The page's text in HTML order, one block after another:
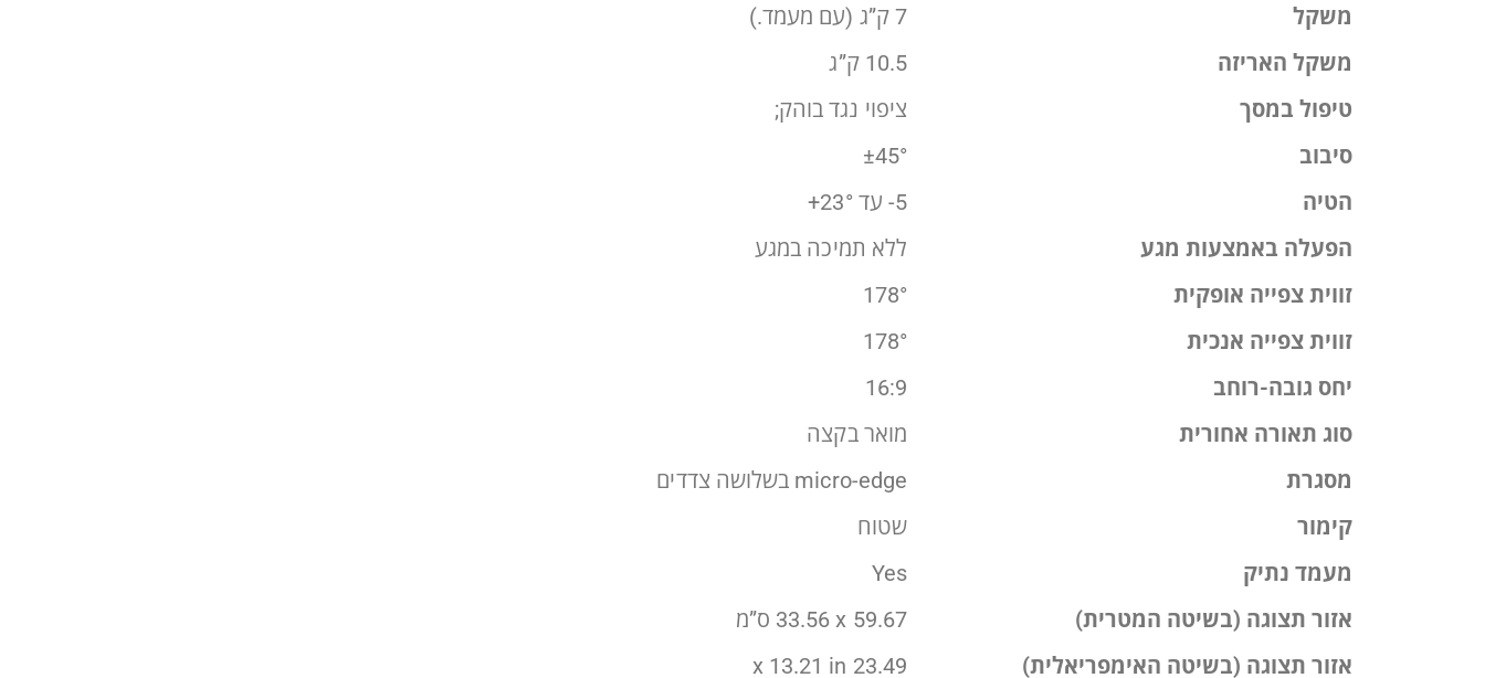
משקל
7 ק”ג
(עם מעמד.)
משקל האריזה
10.5 ק”ג
טיפול במסך
ציפוי נגד בוהק;
סיבוב
±45°
הטיה
‎-5 עד ‎+23°
הפעלה באמצעות מגע
ללא תמיכה במגע
זווית צפייה אופקית
178°
זווית צפייה אנכית
178°
יחס גובה-רוחב
16:9
סוג תאורה אחורית
מואר בקצה
מסגרת
micro-edge בשלושה צדדים
קימור
שטוח
מעמד נתיק
Yes
אזור תצוגה (בשיטה המטרית)
‎59.67 ‏x‏ 33.56 ס”מ
אזור תצוגה (בשיטה האימפריאלית)
23.49 x 13.21 in